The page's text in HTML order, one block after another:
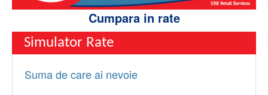
Cumpara in rate
Simulator Rate
Suma de care ai nevoie